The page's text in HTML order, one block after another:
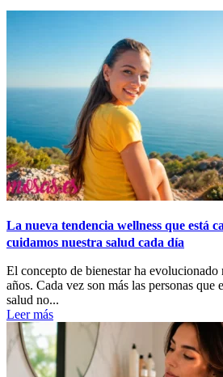
La nueva tendencia wellness que está
cuidamos nuestra salud cada día
El concepto de bienestar ha
años. Cada vez son más las personas que
salud no...
Leer más